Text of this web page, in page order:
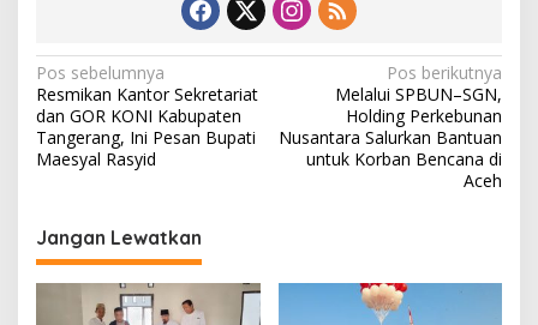
N
a
v
a
s
Pos sebelumnya
Resmikan Kantor Sekretariat
dan GOR KONI Kabupaten
Tangerang, Ini Pesan Bupati
Maesyal Rasyid
Pos berikutnya
Melalui SPBUN–SGN,
Holding Perkebunan
Nusantara Salurkan Bantuan
untuk Korban Bencana di
Aceh
Jangan Lewatkan